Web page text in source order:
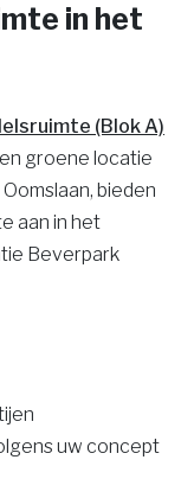
in het
(Blok A)
groene locatie
bieden
aan in het
Beverpark
uw concept